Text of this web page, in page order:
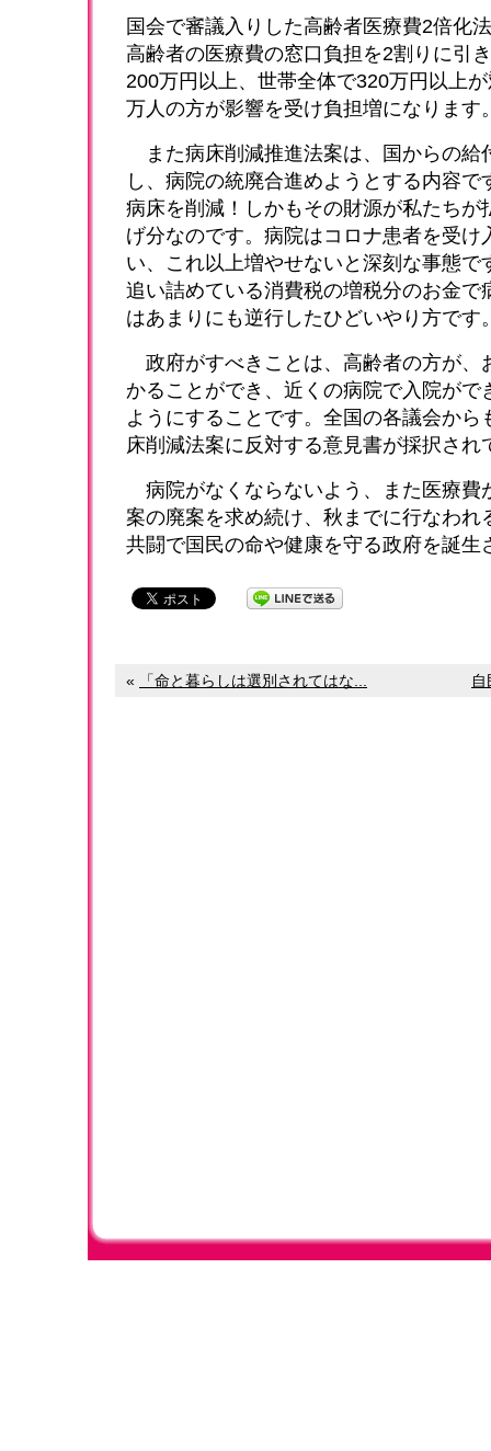
国会で審議入りした高齢者医療費2倍化
高齢者の医療費の窓口負担を2割りに引
200万円以上、世帯全体で320万円以上
万人の方が影響を受け負担増になります
また病床削減推進法案は、国からの給
し、病院の統廃合進めようとする内容
病床を削減！しかもその財源が私たちが
げ分なのです。病院はコロナ患者を受け
い、これ以上増やせないと深刻な事態で
追い詰めている消費税の増税分のお金で
はあまりにも逆行したひどいやり方です
政府がすべきことは、高齢者の方が、
かることができ、近くの病院で入院がで
ようにすることです。全国の各議会から
床削減法案に反対する意見書が採択され
病院がなくならないよう、また医療費
案の廃案を求め続け、秋までに行なわれ
共闘で国民の命や健康を守る政府を誕生
« 「命と暮らしは選別されてはな...